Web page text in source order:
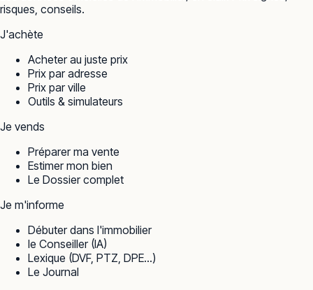
risques, conseils.
J'achète
Acheter au juste prix
Prix par adresse
Prix par ville
Outils & simulateurs
Je vends
Préparer ma vente
Estimer mon bien
Le Dossier complet
Je m'informe
Débuter dans l'immobilier
le Conseiller (IA)
Lexique (DVF, PTZ, DPE…)
Le Journal